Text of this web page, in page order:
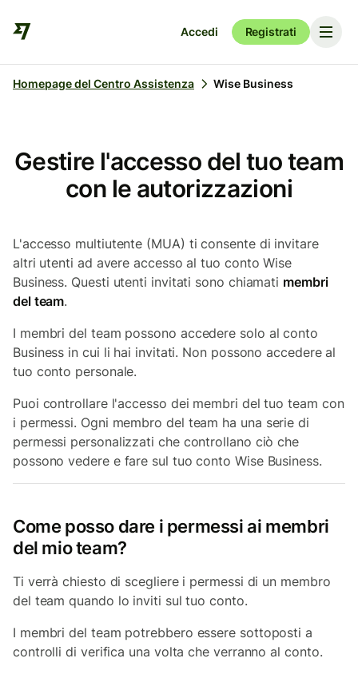
Accedi Registrati
Homepage del Centro Assistenza Wise Business
Gestire l'accesso del tuo team
con le autorizzazioni
L'accesso multiutente (MUA) ti consente di invitare
altri utenti ad avere accesso al tuo conto Wise
Business. Questi utenti invitati sono chiamati membri
del team.
I membri del team possono accedere solo al conto
Business in cui li hai invitati. Non possono accedere al
tuo conto personale.
Puoi controllare l'accesso dei membri del tuo team con
i permessi. Ogni membro del team ha una serie di
permessi personalizzati che controllano ciò che
possono vedere e fare sul tuo conto Wise Business.
Come posso dare i permessi ai membri
del mio team?
Ti verrà chiesto di scegliere i permessi di un membro
del team quando lo inviti sul tuo conto.
I membri del team potrebbero essere sottoposti a
controlli di verifica una volta che verranno al conto.